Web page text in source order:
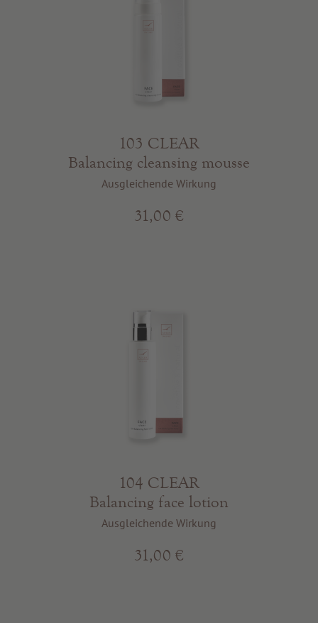
103 CLEAR
Balancing cleansing mousse
Ausgleichende Wirkung
31,00 €
104 CLEAR
Balancing face lotion
Ausgleichende Wirkung
31,00 €